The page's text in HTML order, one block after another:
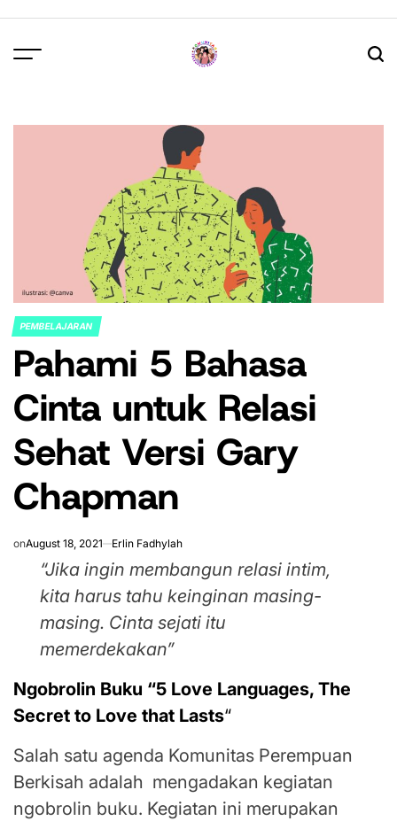
content
POSTED
IN
PEMBELAJARAN
Pahami 5 Bahasa
Cinta untuk Relasi
Sehat Versi Gary
Chapman
onAugust 18, 2021 Erlin Fadhylah
“Jika ingin membangun relasi intim,
kita harus tahu keinginan masing-
masing. Cinta sejati itu
memerdekakan”
Ngobrolin Buku “5 Love Languages, The
Secret to Love that Lasts“
Salah satu agenda Komunitas Perempuan
Berkisah adalah mengadakan kegiatan
ngobrolin buku. Kegiatan ini merupakan